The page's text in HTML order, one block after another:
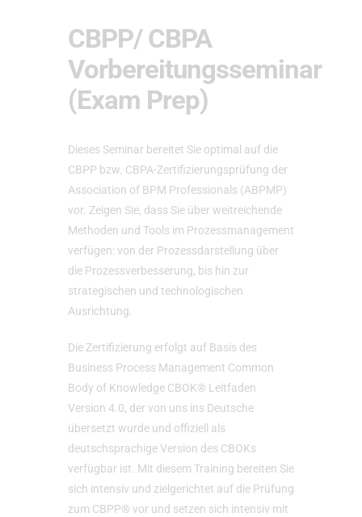
CBPP/ CBPA
Vorbereitungsseminar
(Exam Prep)
Dieses Seminar bereitet Sie optimal auf die
CBPP bzw. CBPA-Zertifizierungsprüfung der
Association of BPM Professionals (ABPMP)
vor. Zeigen Sie, dass Sie über weitreichende
Methoden und Tools im Prozessmanagement
verfügen: von der Prozessdarstellung über
die Prozessverbesserung, bis hin zur
strategischen und technologischen
Ausrichtung.
Die Zertifizierung erfolgt auf Basis des
Business Process Management Common
Body of Knowledge CBOK® Leitfaden
Version 4.0, der von uns ins Deutsche
übersetzt wurde und offiziell als
deutschsprachige Version des CBOKs
verfügbar ist. Mit diesem Training bereiten Sie
sich intensiv und zielgerichtet auf die Prüfung
zum CBPP® vor und setzen sich intensiv mit